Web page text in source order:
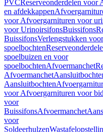
PVCReserveonderdelen voor
en afdekkappen
voor Afvoergarnituren voor
voor UrinoirsifonsBuissifons
BuissifonsVerlengstukken
spoelbochten
spoelbuizen en voor
spoelbochtenAfvoermanchet
Afvoermanchet
Aansluitbochten
voor Afvoergarnituren voor
voor
BuissifonsAfvoermanchet
voor
Soldeerhulzen